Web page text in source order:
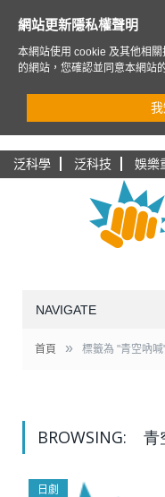
泛科學 泛科技 娛樂
NAVIGATE
首頁 » 標籤為 "青空吶喊
BROWSING: 青
日劇
網站更新隱私權聲明
本網站使用 cookie 及其他相
的網站，您確認並同意本網站